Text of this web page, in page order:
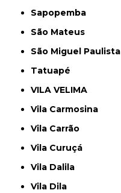
Sapopemba
São Mateus
São Miguel Paulista
Tatuapé
VILA VELIMA
Vila Carmosina
Vila Carrão
Vila Curuçá
Vila Dalila
Vila Dila